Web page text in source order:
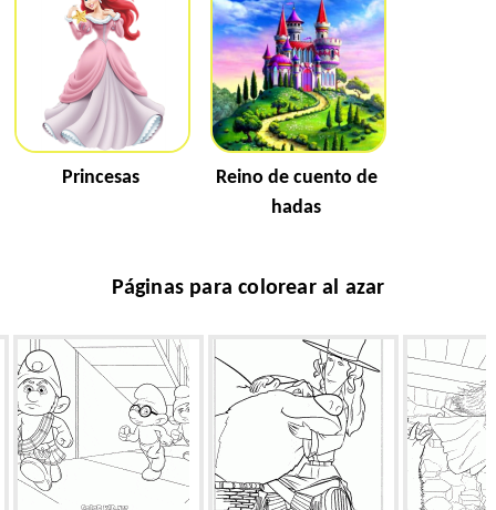
Princesas
Reino de cuento de
hadas
Páginas para colorear al azar